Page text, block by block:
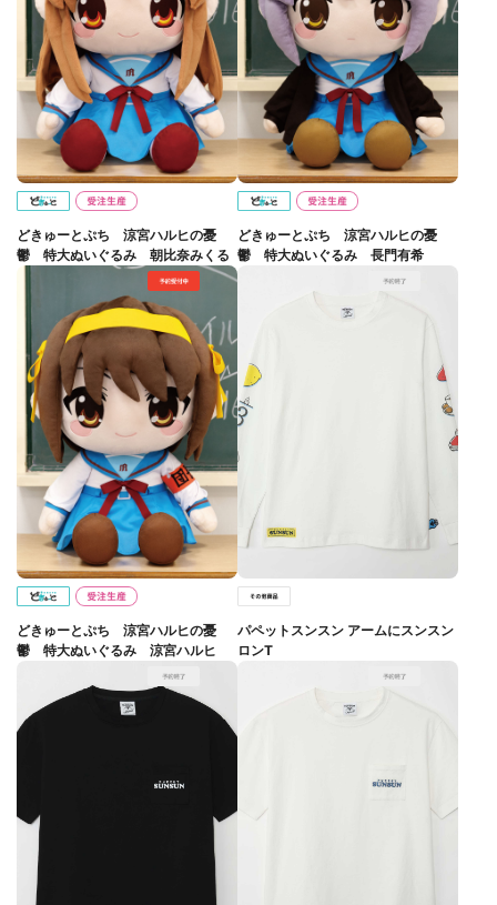
どきゅーとぷち 涼宮ハルヒの憂
鬱 特大ぬいぐるみ 朝比奈みくる
どきゅーとぷち 涼宮ハルヒの憂
鬱 特大ぬいぐるみ 長門有希
どきゅーとぷち 涼宮ハルヒの憂
鬱 特大ぬいぐるみ 涼宮ハルヒ
パペットスンスン アームにスンスン
ロンT